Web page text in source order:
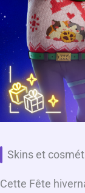
Skins et
Cette Fête